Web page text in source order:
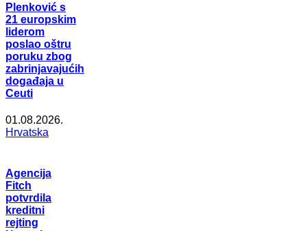
Plenković s
21 europskim
liderom
poslao oštru
poruku zbog
zabrinjavajućih
događaja u
Ceuti
01.08.2026.
Hrvatska
Agencija
Fitch
potvrdila
kreditni
rejting